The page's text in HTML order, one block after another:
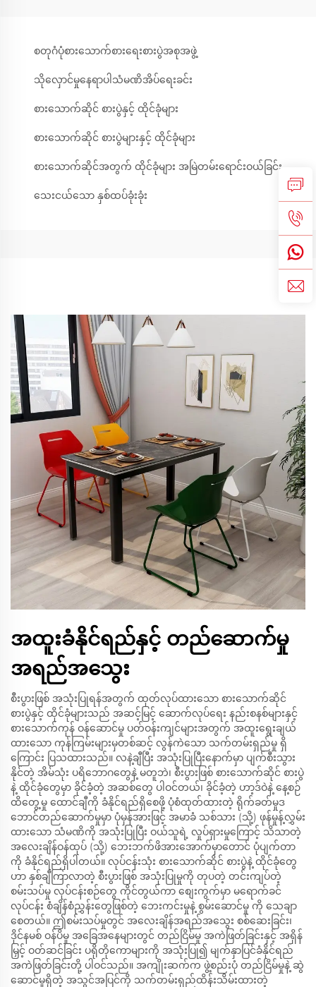
စတုဂံပုံစားသောက်စားရေးစားပွဲအစုအဖွဲ့
သိုလှောင်မှုနေရာပါသံမဏိအိပ်ရေးခင်း
စားသောက်ဆိုင် စားပွဲနှင့် ထိုင်ခုံများ
စားသောက်ဆိုင် စားပွဲများနှင့် ထိုင်ခုံများ
စားသောက်ဆိုင်အတွက် ထိုင်ခုံများ အမြဲတမ်းရောင်းဝယ်ခြင်း
သေးငယ်သော နှစ်ထပ်ခုံးခုံး
အထူးခံနိုင်ရည်နှင့် တည်ဆောက်မှု
အရည်အသွေး
စီးပွားဖြစ် အသုံးပြုရန်အတွက် ထုတ်လုပ်ထားသော စားသောက်ဆိုင်
စားပွဲနှင့် ထိုင်ခုံများသည် အဆင့်မြင့် ဆောက်လုပ်ရေး နည်းစနစ်များနှင့်
စားသောက်ကုန် ဝန်ဆောင်မှု ပတ်ဝန်းကျင်များအတွက် အထူးရွေးချယ်
ထားသော ကုန်ကြမ်းများမှတစ်ဆင့် လွန်ကဲသော သက်တမ်းရှည်မှု ရှိ
ကြောင်း ပြသထားသည်။ လနဲ့ချီပြီး အသုံးပြုပြီးနောက်မှာ ပျက်စီးသွား
နိုင်တဲ့ အိမ်သုံး ပရိဘောဂတွေနဲ့ မတူဘဲ၊ စီးပွားဖြစ် စားသောက်ဆိုင် စားပွဲ
နဲ့ ထိုင်ခုံတွေမှာ ခိုင်ခံ့တဲ့ အဆစ်တွေ ပါဝင်တယ်၊ ခိုင်ခံ့တဲ့ ဟာ့ဒ်ဝဲနဲ့ နေ့စဉ်
ထိတွေ့မှု ထောင်ချီကို ခံနိုင်ရည်ရှိစေဖို့ ပုံစံထုတ်ထားတဲ့ ရိုက်ခတ်မှုဒ
ဘောင်တည်ဆောက်မှုမှာ ပုံမှန်အားဖြင့် အမာခံ သစ်သား (သို့) ဖုန်မှုန့်လွှမ်း
ထားသော သံမဏိကို အသုံးပြုပြီး ဝယ်သူရဲ့ လှုပ်ရှားမှုကြောင့် သိသာတဲ့
အလေးချိန်ဝန်ထုပ် (သို့) ဘေးဘက်ဖိအားအောက်မှာတောင် ပုံပျက်တာ
ကို ခံနိုင်ရည်ရှိပါတယ်။ လုပ်ငန်းသုံး စားသောက်ဆိုင် စားပွဲနဲ့ ထိုင်ခုံတွေ
ဟာ နှစ်ချီကြာလာတဲ့ စီးပွားဖြစ် အသုံးပြုမှုကို တုပတဲ့ တင်းကျပ်တဲ့
စမ်းသပ်မှု လုပ်ငန်းစဉ်တွေ ကိုင်တွယ်ကာ စျေးကွက်မှာ မရောက်ခင်
လုပ်ငန်း စံချိန်စံညွှန်းတွေဖြစ်တဲ့ ဘေးကင်းမှုနဲ့ စွမ်းဆောင်မှု ကို သေချာ
စေတယ်။ ဤစမ်းသပ်မှုတွင် အလေးချိန်အရည်အသွေး စစ်ဆေးခြင်း၊
ဒိုင်နမစ် ဝန်ပိမှု အခြေအနေများတွင် တည်ငြိမ်မှု အကဲဖြတ်ခြင်းနှင့် အရှိန်
မြှင့် ဝတ်ဆင်ခြင်း ပရိုတိုကောများကို အသုံးပြု၍ မျက်နှာပြင်ခံနိုင်ရည်
အကဲဖြတ်ခြင်းတို့ ပါဝင်သည်။ အကျိုးဆက်က ဖွဲ့စည်းပုံ တည်ငြိမ်မှုနဲ့ ဆွဲ
ဆောင်မှုရှိတဲ့ အသွင်အပြင်ကို သက်တမ်းရှည်ထိန်းသိမ်းထားတဲ့